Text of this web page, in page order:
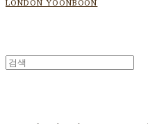
LONDON YOONBOON